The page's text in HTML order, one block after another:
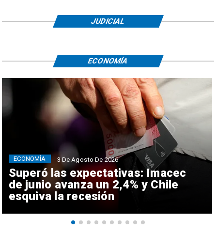
JUDICIAL
Superó las expectativas: Imacec
de junio avanza un 2,4% y Chile
esquiva la recesión
ECONOMÍA 3 De Agosto De 2026
ECONOMÍA